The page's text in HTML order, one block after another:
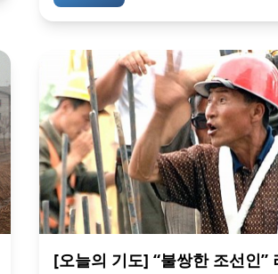
[오늘의 기도] “불쌍한 조선인”